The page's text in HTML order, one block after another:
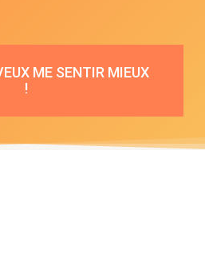
ME SENTIR MIEUX
!